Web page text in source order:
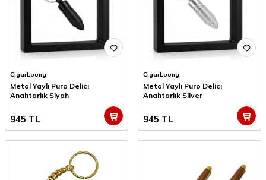
CigarLoong
Metal Yaylı Puro Delici
Anahtarlık Siyah
945 TL
CigarLoong
Metal Yaylı Puro Delici
Anahtarlık Silver
945 TL